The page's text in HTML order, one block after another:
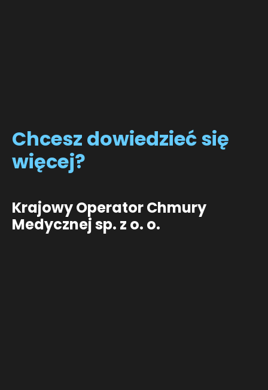
Chcesz dowiedzieć się
więcej?
Krajowy Operator Chmury
Medycznej sp. z o. o.